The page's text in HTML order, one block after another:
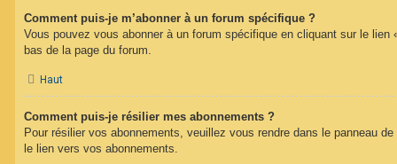
Comment puis-je m’abonner à un forum spécifique ?
Vous pouvez vous abonner à un forum spécifique en cliquant sur le lien
bas de la page du forum.
Haut
Comment puis-je résilier mes abonnements ?
Pour résilier vos abonnements, veuillez vous rendre dans le panneau
le lien vers vos abonnements.